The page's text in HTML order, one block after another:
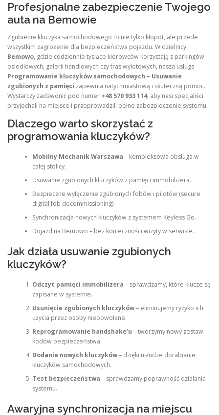
Profesjonalne zabezpieczenie Twojego
auta na Bemowie
Zgubienie kluczyka samochodowego to nie tylko kłopot, ale przede
wszystkim zagrożenie dla bezpieczeństwa pojazdu. W dzielnicy
Bemowo, gdzie codziennie tysiące kierowców korzystają z parkingów
osiedlowych, galerii handlowych czy tras wylotowych, nasza usługa
Programowanie kluczyków samochodowych – Usuwanie
zgubionych z pamięci zapewnia natychmiastową i skuteczną pomoc.
Wystarczy zadzwonić pod numer +48 570 933 114, aby nasi specjaliści
przyjechali na miejsce i przeprowadzili pełne zabezpieczenie systemu.
Dlaczego warto skorzystać z
programowania kluczyków?
Mobilny Mechanik Warszawa – kompleksowa obsługa w
całej stolicy.
Usuwanie zgubionych kluczyków z pamięci immobilizera.
Bezpieczne wyłączenie zgubionych fobów i pilotów (secure
digital fob decommissioning).
Synchronizacja nowych kluczyków z systemem Keyless Go.
Dojazd na Bemowo – bez konieczności wizyty w serwisie.
Jak działa usuwanie zgubionych
kluczyków?
Odczyt pamięci immobilizera – sprawdzamy, które klucze są
zapisane w systemie.
Usunięcie zgubionych kluczyków– eliminujemy ryzyko ich
użycia przez osoby niepowołane.
Reprogramowanie handshake’u – tworzymy nowy zestaw
kodów bezpieczeństwa.
Dodanie nowych kluczyków– dzięki usłudze dorabianie
kluczyków samochodowych.
Test bezpieczeństwa – sprawdzamy poprawność działania
systemu.
Awaryjna synchronizacja na miejscu